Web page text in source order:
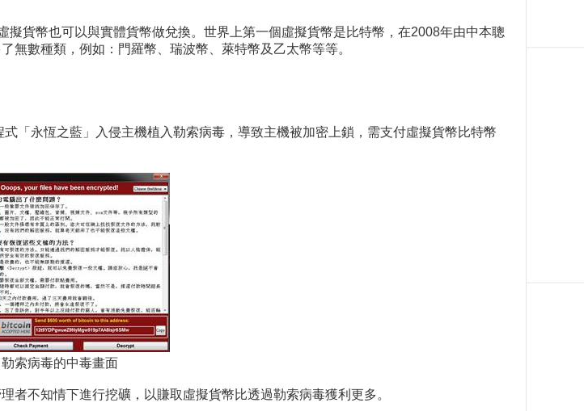
貨幣也可以與實體貨幣做兌換。世界上第一個虛擬貨幣是比特幣，在2008年由中本聰
無數種類，例如：門羅幣、瑞波幣、萊特幣及乙太幣等等。
「永恆之藍」入侵主機植入勒索病毒，導致主機被加密上鎖，需支付虛擬貨幣比特幣
索病毒的中毒畫面
者不知情下進行挖礦，以賺取虛擬貨幣比透過勒索病毒獲利更多。